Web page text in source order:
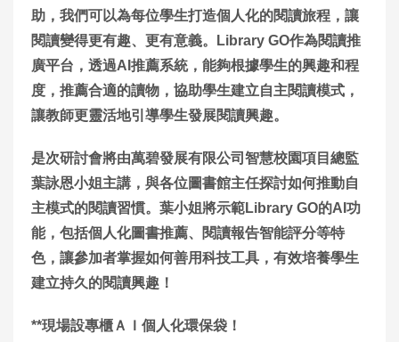
助，我們可以為每位學生打造個人化的閱讀旅程，讓
閱讀變得更有趣、更有意義。Library GO作為閱讀推
廣平台，透過AI推薦系統，能夠根據學生的興趣和程
度，推薦合適的讀物，協助學生建立自主閱讀模式，
讓教師更靈活地引導學生發展閱讀興趣。
是次研討會將由萬碧發展有限公司智慧校園項目總監
葉詠恩小姐主講，與各位圖書館主任探討如何推動自
主模式的閱讀習慣。葉小姐將示範Library GO的AI功
能，包括個人化圖書推薦、閱讀報告智能評分等特
色，讓參加者掌握如何善用科技工具，有效培養學生
建立持久的閱讀興趣！
**現場設專櫃ＡＩ個人化環保袋！